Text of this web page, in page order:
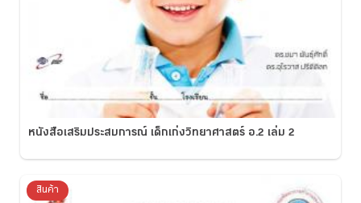
หนังสือเสริมประสบการณ์ เด็กเก่งวิทยาศาสตร์ อ.2 เล่ม 2
สินค้า